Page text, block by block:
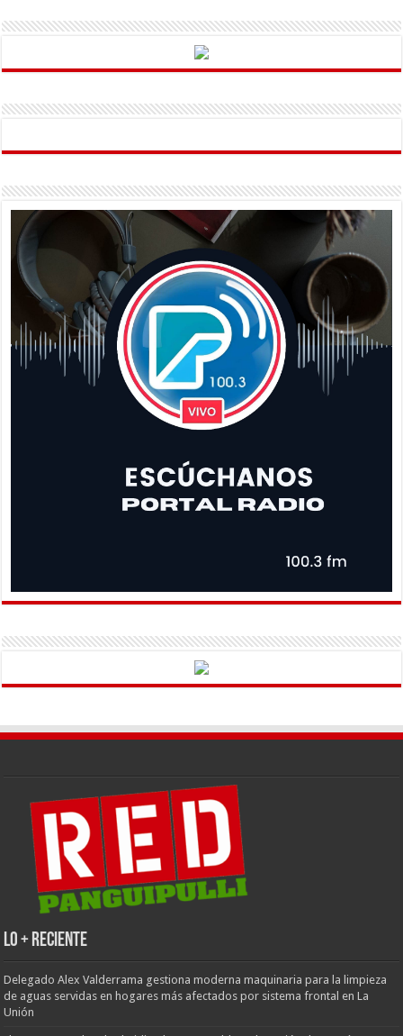
LO + RECIENTE
Delegado Alex Valderrama gestiona moderna maquinaria para la limpieza
de aguas servidas en hogares más afectados por sistema frontal en La
Unión